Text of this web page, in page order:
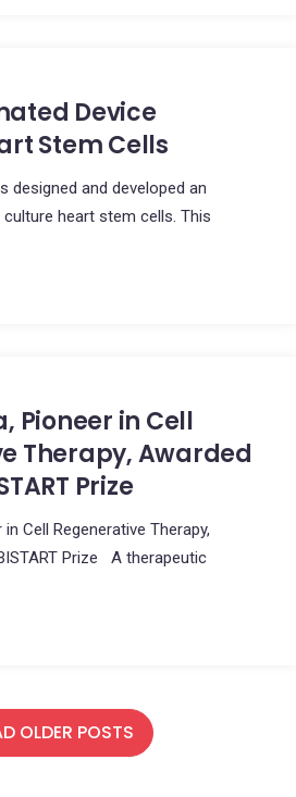
Device
Stem Cells
designed and developed an
heart stem cells. This
Pioneer in Cell
Therapy, Awarded
Prize
Cell Regenerative Therapy,
Prize A therapeutic
OLDER POSTS